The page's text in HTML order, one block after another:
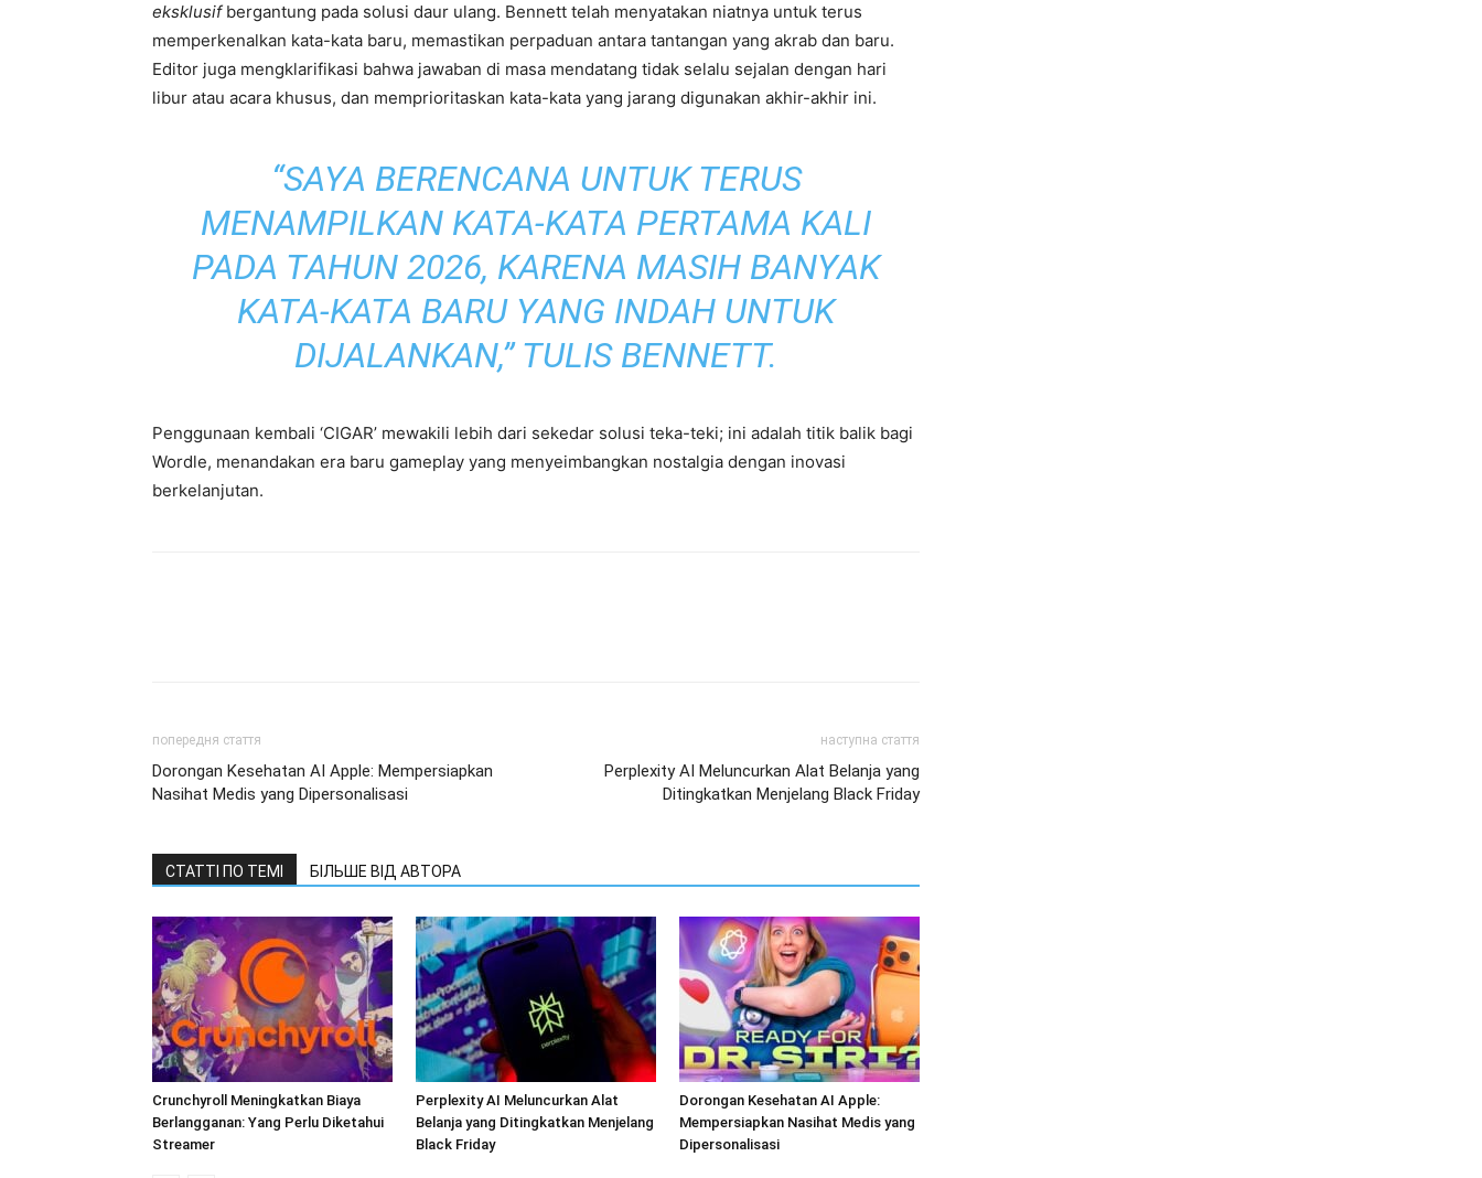
eksklusifbergantung pada solusi daur ulang. Bennett telah menyatakan niatnya untuk terus
memperkenalkan kata-kata baru, memastikan perpaduan antara tantangan yang akrab dan baru.
Editor juga mengklarifikasi bahwa jawaban di masa mendatang tidak selalu sejalan dengan hari
libur atau acara khusus, dan memprioritaskan kata-kata yang jarang digunakan akhir-akhir ini.
“SAYA BERENCANA UNTUK TERUS
MENAMPILKAN KATA-KATA PERTAMA KALI
PADA TAHUN 2026, KARENA MASIH BANYAK
KATA-KATA BARU YANG INDAH UNTUK
DIJALANKAN,” TULIS BENNETT.
Penggunaan kembali ‘CIGAR’ mewakili lebih dari sekedar solusi teka-teki; ini adalah titik balik bagi
Wordle, menandakan era baru gameplay yang menyeimbangkan nostalgia dengan inovasi
berkelanjutan.
попередня стаття
Dorongan Kesehatan AI Apple: Mempersiapkan
Nasihat Medis yang Dipersonalisasi
наступна стаття
Perplexity AI Meluncurkan Alat Belanja yang
Ditingkatkan Menjelang Black Friday
СТАТТІ ПО ТЕМІ БІЛЬШЕ ВІД АВТОРА
Crunchyroll Meningkatkan Biaya
Berlangganan: Yang Perlu Diketahui
Streamer
Perplexity AI Meluncurkan Alat
Belanja yang Ditingkatkan Menjelang
Black Friday
Dorongan Kesehatan AI Apple:
Mempersiapkan Nasihat Medis yang
Dipersonalisasi